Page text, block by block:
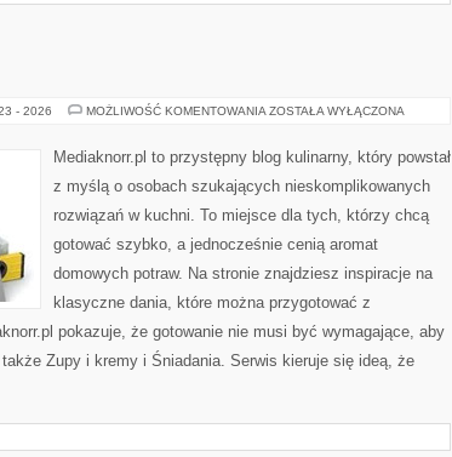
- 2026 MOŻLIWOŚĆ KOMENTOWANIA SOSY
ZOSTAŁA WYŁĄCZONA
Mediaknorr.pl to przystępny blog kulinarny, który powstał
z myślą o osobach szukających nieskomplikowanych
rozwiązań w kuchni. To miejsce dla tych, którzy chcą
gotować szybko, a jednocześnie cenią aromat
domowych potraw. Na stronie znajdziesz inspiracje na
klasyczne dania, które można przygotować z
pokazuje, że gotowanie nie musi być wymagające, aby
Zupy i kremy i Śniadania. Serwis kieruje się ideą, że